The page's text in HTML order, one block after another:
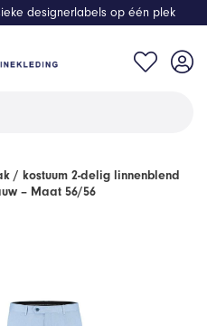
designerlabels op één plek
/ kostuum 2-delig linnenblend
– Maat 56/56